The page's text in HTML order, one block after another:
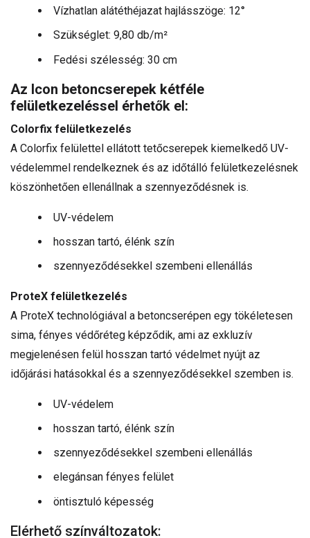
Vízhatlan alátéthéjazat hajlásszöge: 12°
Szükséglet: 9,80 db/m²
Fedési szélesség: 30 cm
Az Icon betoncserepek kétféle
felületkezeléssel érhetők el:
Colorfix felületkezelés
A Colorfix felülettel ellátott tetőcserepek kiemelkedő UV-
védelemmel rendelkeznek és az időtálló felületkezelésnek
köszönhetően ellenállnak a szennyeződésnek is.
UV-védelem
hosszan tartó, élénk szín
szennyeződésekkel szembeni ellenállás
ProteX felületkezelés
A ProteX technológiával a betoncserépen egy tökéletesen
sima, fényes védőréteg képződik, ami az exkluzív
megjelenésen felül hosszan tartó védelmet nyújt az
időjárási hatásokkal és a szennyeződésekkel szemben is.
UV-védelem
hosszan tartó, élénk szín
szennyeződésekkel szembeni ellenállás
elegánsan fényes felület
öntisztuló képesség
Elérhető színváltozatok: